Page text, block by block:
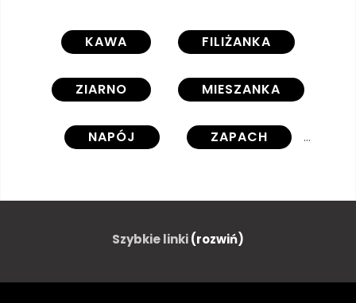
KAWA FILIŻANKA
ZIARNO MIESZANKA
NAPÓJ ZAPACH
PRZYGOTOWANIE
ROZCHLAPAĆ EXPRESSO
Szybkie linki(rozwiń)